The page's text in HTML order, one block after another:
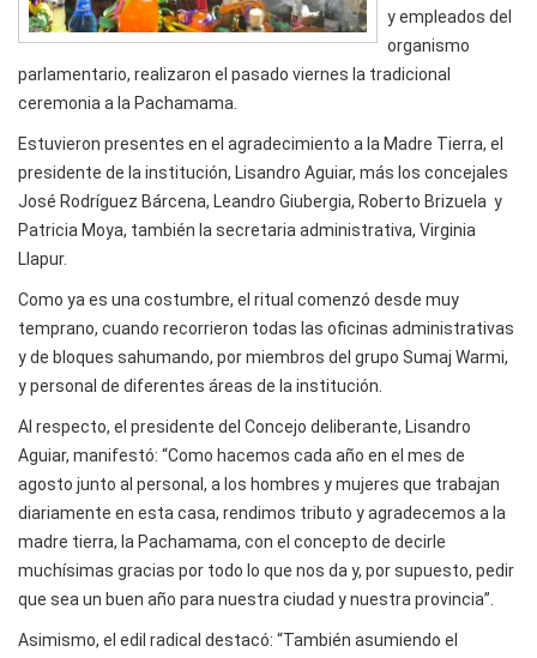
y empleados del
organismo
parlamentario, realizaron el pasado viernes la tradicional
ceremonia a la Pachamama.
Estuvieron presentes en el agradecimiento a la Madre Tierra, el
presidente de la institución, Lisandro Aguiar, más los concejales
José Rodríguez Bárcena, Leandro Giubergia, Roberto Brizuela y
Patricia Moya, también la secretaria administrativa, Virginia
Llapur.
Como ya es una costumbre, el ritual comenzó desde muy
temprano, cuando recorrieron todas las oficinas administrativas
y de bloques sahumando, por miembros del grupo Sumaj Warmi,
y personal de diferentes áreas de la institución.
Al respecto, el presidente del Concejo deliberante, Lisandro
Aguiar, manifestó: “Como hacemos cada año en el mes de
agosto junto al personal, a los hombres y mujeres que trabajan
diariamente en esta casa, rendimos tributo y agradecemos a la
madre tierra, la Pachamama, con el concepto de decirle
muchísimas gracias por todo lo que nos da y, por supuesto, pedir
que sea un buen año para nuestra ciudad y nuestra provincia”.
Asimismo, el edil radical destacó: “También asumiendo el